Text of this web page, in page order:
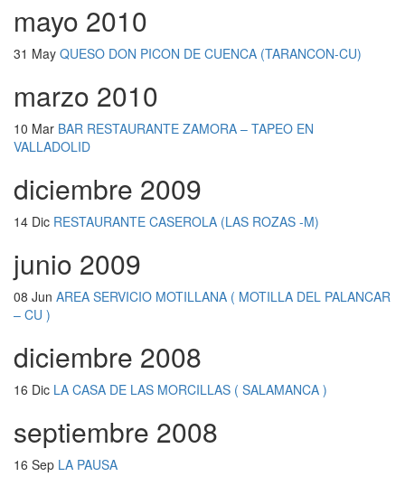
mayo 2010
31 May QUESO DON PICON DE CUENCA (TARANCON-CU)
marzo 2010
10 Mar BAR RESTAURANTE ZAMORA – TAPEO EN
VALLADOLID
diciembre 2009
14 Dic RESTAURANTE CASEROLA (LAS ROZAS -M)
junio 2009
08 Jun AREA SERVICIO MOTILLANA ( MOTILLA DEL PALANCAR
– CU )
diciembre 2008
16 Dic LA CASA DE LAS MORCILLAS ( SALAMANCA )
septiembre 2008
16 Sep LA PAUSA